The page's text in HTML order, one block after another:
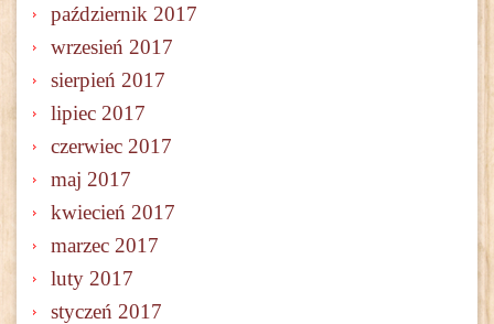
październik 2017
wrzesień 2017
sierpień 2017
lipiec 2017
czerwiec 2017
maj 2017
kwiecień 2017
marzec 2017
luty 2017
styczeń 2017